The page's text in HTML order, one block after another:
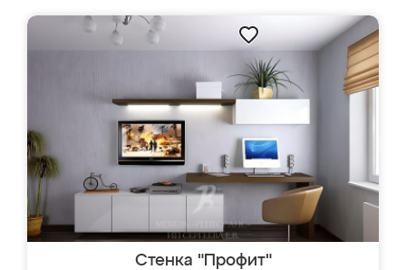
Стенка "Профит"